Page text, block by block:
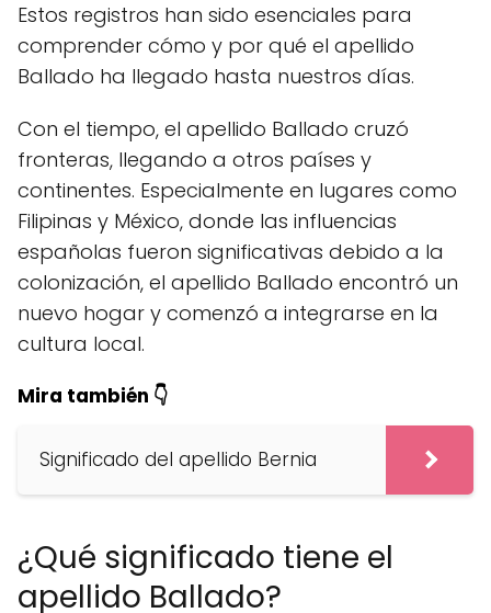
Estos registros han sido esenciales para
comprender cómo y por qué el apellido
Ballado ha llegado hasta nuestros días.
Con el tiempo, el apellido Ballado cruzó
fronteras, llegando a otros países y
continentes. Especialmente en lugares como
Filipinas y México, donde las influencias
españolas fueron significativas debido a la
colonización, el apellido Ballado encontró un
nuevo hogar y comenzó a integrarse en la
cultura local.
Mira también 👇
Significado del apellido Bernia
¿Qué significado tiene el
apellido Ballado?